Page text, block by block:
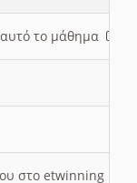
αυτό το μάθημα
στο etwinning